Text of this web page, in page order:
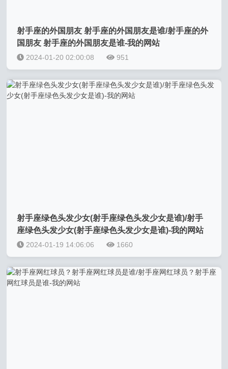
射手座的外国朋友 射手座的外国朋友是谁/射手座的外
国朋友 射手座的外国朋友是谁-我的网站
2024-01-20 02:00:08 951
射手座绿色头发少女(射手座绿色头发少女是谁)/射手
座绿色头发少女(射手座绿色头发少女是谁)-我的网站
2024-01-19 14:06:06 1660